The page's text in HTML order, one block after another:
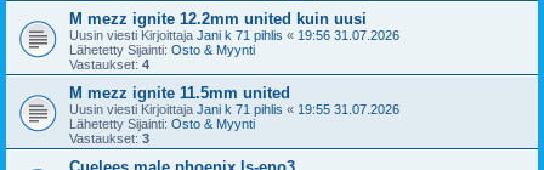
M mezz ignite 12.2mm united kuin uusi
Uusin viesti Kirjoittaja Jani k 71 pihlis « 19:56 31.07.2026
Lähetetty Sijainti: Osto & Myynti
Vastaukset: 4
M mezz ignite 11.5mm united
Uusin viesti Kirjoittaja Jani k 71 pihlis « 19:55 31.07.2026
Lähetetty Sijainti: Osto & Myynti
Vastaukset: 3